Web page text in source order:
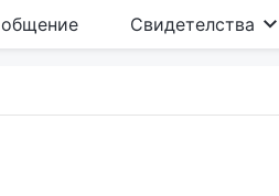
Свидетелства